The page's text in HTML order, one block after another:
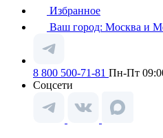
Избранное
Ваш город: Москва и
8 800 500-71-81 Пн-Пт
Соцсети